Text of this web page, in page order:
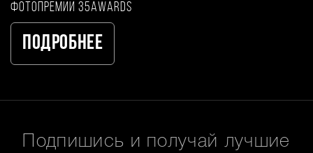
фотопремии 35AWARDS
Подробнее
Подпишись и получай лучшие